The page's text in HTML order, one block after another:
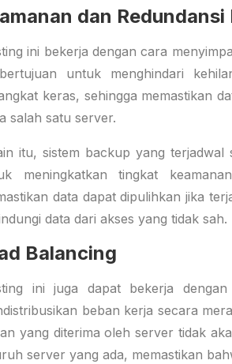
dan Redundansi
ini bekerja dengan cara
untuk menghindari
keras, sehingga memastikan
salah satu server.
itu, sistem backup yang
meningkatkan tingkat
data dapat dipulihkan jika
data dari akses yang tidak sah.
Balancing
ini juga dapat bekerja
beban kerja secara
yang diterima oleh server tidak
server yang ada, memastikan